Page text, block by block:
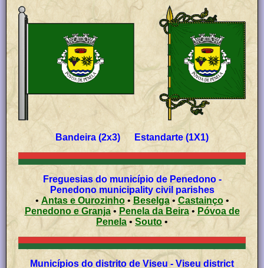
Bandeira (2x3) Estandarte (1X1)
Freguesias do município de Penedono -
Penedono municipality civil parishes
• Antas e Ourozinho• Beselga• Castainço•
Penedono e Granja• Penela da Beira• Póvoa de
Penela • Souto •
Municípios do distrito de Viseu - Viseu district